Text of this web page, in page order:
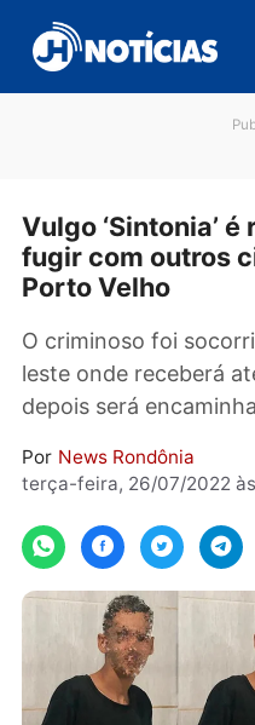
para
conteúdo
Vulgo
fugir com
O criminoso foi
leste onde receberá
depois será
terça-feira, 26/07/2022